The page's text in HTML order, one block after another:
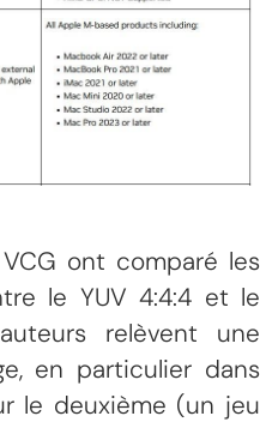
ont comparé les
le YUV 4:4:4 et le
relèvent une
en particulier dans
le deuxième (un jeu